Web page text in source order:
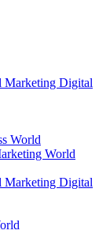
Marketing Digital
World
World
Marketing Digital